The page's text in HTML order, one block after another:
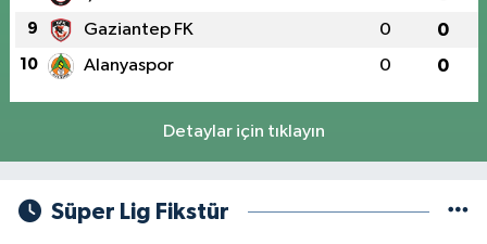
9 Gaziantep FK 0 0
10 Alanyaspor 0 0
Detaylar için tıklayın
Süper Lig Fikstür